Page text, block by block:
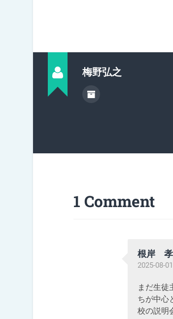
梅野弘之
1 Comment
根岸
2025-08-
まだ生徒
ちが中心
校の説明